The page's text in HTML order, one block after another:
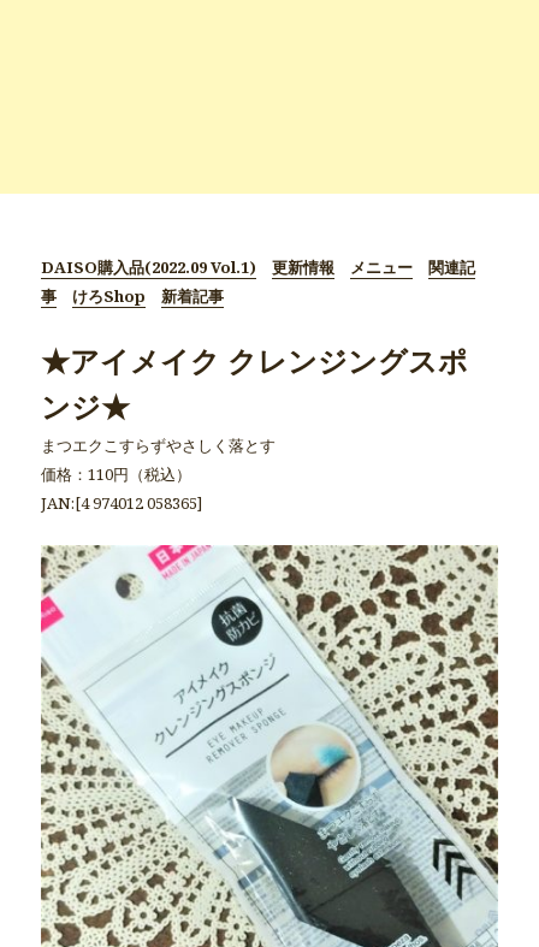
DAISO購入品(2022.09 Vol.1) 更新情報 メニュー
関連記
事
けろShop 新着記事
★アイメイク クレンジングスポ
ンジ★
まつエクこすらずやさしく落とす
価格：110円（税込）
JAN:[4 974012 058365]